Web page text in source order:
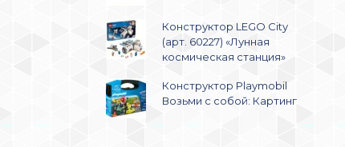
Конструктор LEGO City
(арт. 60227) «Лунная
космическая станция»
Конструктор Playmobil
Возьми с собой: Картинг